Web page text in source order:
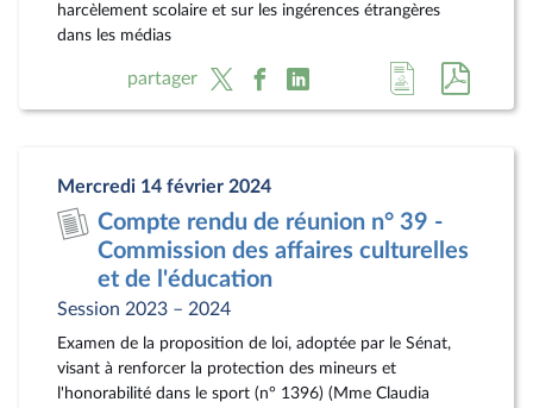
harcèlement scolaire et sur les ingérences étrangères
dans les médias
partager
Accéder
à
document
au
pdf
Mercredi 14 février 2024
Compte rendu de réunion n° 39 -
Commission des affaires culturelles
et de l'éducation
Session 2023 – 2024
Examen de la proposition de loi, adoptée par le Sénat,
visant à renforcer la protection des mineurs et
l'honorabilité dans le sport (n° 1396) (Mme Claudia